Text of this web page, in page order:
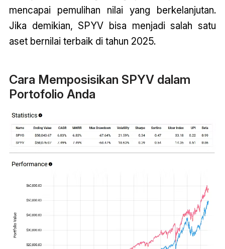
mencapai pemulihan nilai yang berkelanjutan.
Jika demikian, SPYV bisa menjadi salah satu
aset bernilai terbaik di tahun 2025.
Cara Memposisikan SPYV dalam
Portofolio Anda